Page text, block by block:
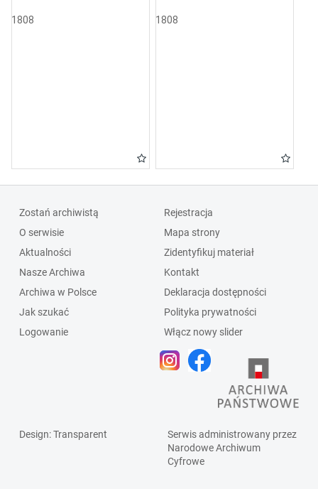
1808 1808
Zostań archiwistą
O serwisie
Aktualności
Nasze Archiwa
Archiwa w Polsce
Jak szukać
Logowanie
Rejestracja
Mapa strony
Zidentyfikuj materiał
Kontakt
Deklaracja dostępności
Polityka prywatności
Włącz nowy slider
Design: Transparent
Serwis administrowany przez
Narodowe Archiwum
Cyfrowe